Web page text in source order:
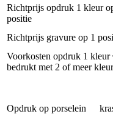
Richtprijs opdruk 1 kleur
positie
Richtprijs gravure op 1
Voorkosten opdruk 1
bedrukt met 2 of meer
Opdruk op porselein